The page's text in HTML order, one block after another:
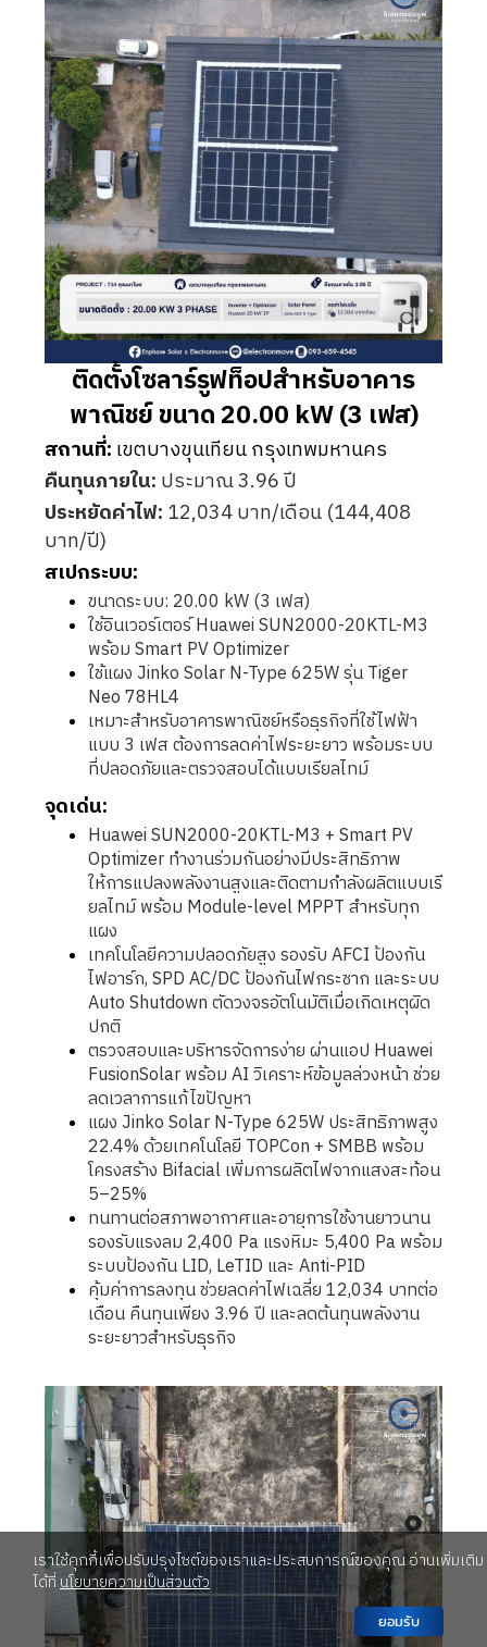
ติดตั้งโซลาร์รูฟท็อปสำหรับอาคาร
พาณิชย์ ขนาด 20.00 kW (3 เฟส)
สถานที่: เขตบางขุนเทียน กรุงเทพมหานคร
คืนทุนภายใน: ประมาณ 3.96 ปี
ประหยัดค่าไฟ: 12,034 บาท/เดือน (144,408
บาท/ปี)
สเปกระบบ:
ขนาดระบบ: 20.00 kW (3 เฟส)
ใช้อินเวอร์เตอร์ Huawei SUN2000-20KTL-M3
พร้อม Smart PV Optimizer
ใช้แผง Jinko Solar N-Type 625W รุ่น Tiger
Neo 78HL4
เหมาะสำหรับอาคารพาณิชย์หรือธุรกิจที่ใช้ไฟฟ้า
แบบ 3 เฟส ต้องการลดค่าไฟระยะยาว พร้อมระบบ
ที่ปลอดภัยและตรวจสอบได้แบบเรียลไทม์
จุดเด่น:
Huawei SUN2000-20KTL-M3 + Smart PV
Optimizer ทำงานร่วมกันอย่างมีประสิทธิภาพ
ให้การแปลงพลังงานสูงและติดตามกำลังผลิตแบบเรี
ยลไทม์ พร้อม Module-level MPPT สำหรับทุก
แผง
เทคโนโลยีความปลอดภัยสูง รองรับ AFCI ป้องกัน
ไฟอาร์ก, SPD AC/DC ป้องกันไฟกระชาก และระบบ
Auto Shutdown ตัดวงจรอัตโนมัติเมื่อเกิดเหตุผิด
ปกติ
ตรวจสอบและบริหารจัดการง่าย ผ่านแอป Huawei
FusionSolar พร้อม AI วิเคราะห์ข้อมูลล่วงหน้า ช่วย
ลดเวลาการแก้ไขปัญหา
แผง Jinko Solar N-Type 625W ประสิทธิภาพสูง
22.4% ด้วยเทคโนโลยี TOPCon + SMBB พร้อม
โครงสร้าง Bifacial เพิ่มการผลิตไฟจากแสงสะท้อน
5–25%
ทนทานต่อสภาพอากาศและอายุการใช้งานยาวนาน
รองรับแรงลม 2,400 Pa แรงหิมะ 5,400 Pa พร้อม
ระบบป้องกัน LID, LeTID และ Anti-PID
คุ้มค่าการลงทุน ช่วยลดค่าไฟเฉลี่ย 12,034 บาทต่อ
เดือน คืนทุนเพียง 3.96 ปี และลดต้นทุนพลังงาน
ระยะยาวสำหรับธุรกิจ
เราใช้คุกกี้เพื่อปรับปรุงไซต์ของเราและประสบการณ์ของคุณ อ่านเพิ่มเติม
ได้ที่นโยบายความเป็นส่วนตัว
ยอมรับ